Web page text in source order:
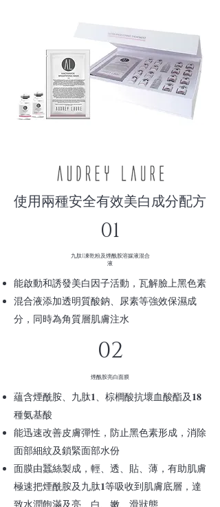
使用兩種安全有效美白成分配方
01
九肽1凍乾粉及煙酰胺溶媒液混合
液
能啟動和誘發美白因子活動，瓦解臉上黑色素
混合液添加透明質酸鈉、尿素等強效保濕成
分，同時為角質層肌膚注水
02
煙酰胺亮白面膜
蘊含煙酰胺、九肽𝟏、棕櫚酸抗壞血酸酯及𝟏𝟖
種氨基酸
能迅速改善皮膚彈性，防止黑色素形成，消除
面部細紋及鎖緊面部水份
面膜由蠶絲製成，輕、透、貼、薄，有助肌膚
極速把煙酰胺及九肽𝟏等吸收到肌膚底層，達
致水潤飽滿及亮、白、嫩、滑狀態